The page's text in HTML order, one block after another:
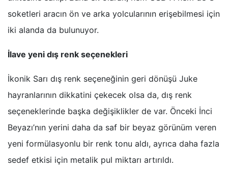
soketleri aracın ön ve arka yolcularının erişebilmesi için
iki alanda da bulunuyor.
İlave yeni dış renk seçenekleri
İkonik Sarı dış renk seçeneğinin geri dönüşü Juke
hayranlarının dikkatini çekecek olsa da, dış renk
seçeneklerinde başka değişiklikler de var. Önceki İnci
Beyazı’nın yerini daha da saf bir beyaz görünüm veren
yeni formülasyonlu bir renk tonu aldı, ayrıca daha fazla
sedef etkisi için metalik pul miktarı artırıldı.